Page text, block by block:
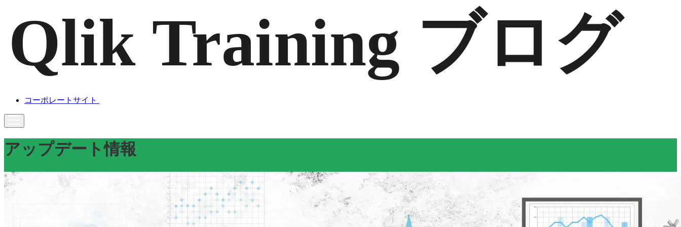
コーポレートサイト
アップデート情報